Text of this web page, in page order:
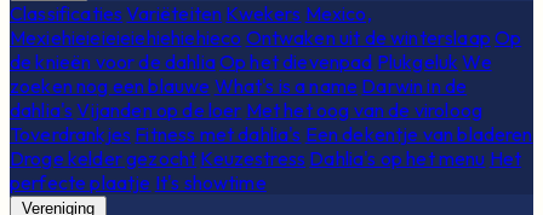
Classificaties Variëteiten Kwekers Mexico,
Mexiehieieieieiehiehiehieco Ontwaken uit de winterslaap Op
de knieën voor de dahliaOp het dievenpad Plukgeluk We
zoeken nog een blauwe What's is a name Darwin in de
dahlia's Vijanden op de loer Met het oog van de viroloog
Toverdrankjes Fitness met dahlia's Een dekentje van bladeren
Droge kelder gezocht Keuzestress Dahlia's op het menu Het
perfecte plaatje It's showtime
Vereniging